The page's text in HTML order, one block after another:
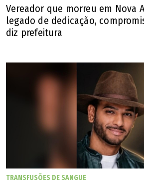
Vereador que morreu em Nova
legado de dedicação,
diz prefeitura
TRANSFUSÕES DE SANGUE